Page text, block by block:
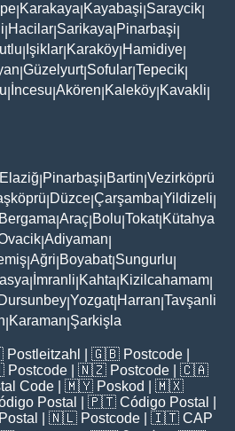
Karakaya Kayabaşi Saraycik
Hacilar Sarikaya Pinarbaşi
Işiklar Karaköy Hamidiye
Güzelyurt| Sofular Tepecik
İncesu Akören Kaleköy Kavakli
Elaziğ Pinarbaşi Bartin Vezirköprü
Düzce Çarşamba Yildizeli
Bergama Araç Bolu Tokat| Kütahya
Adiyaman
Ağri Boyabat| Sungurlu
İmranli Kahta Kizilcahamam
Dursunbey Yozgat| Harran Tavşanli
Karaman Şarkişla
Postleitzahl | 🇬🇧 Postcode
Postcode | 🇳🇿 Postcode | 🇨🇦
Code | 🇲🇾 Poskod
| 🇲🇽
Postal | 🇵🇹 Código Postal
| 🇳🇱 Postcode | 🇮🇹 CAP